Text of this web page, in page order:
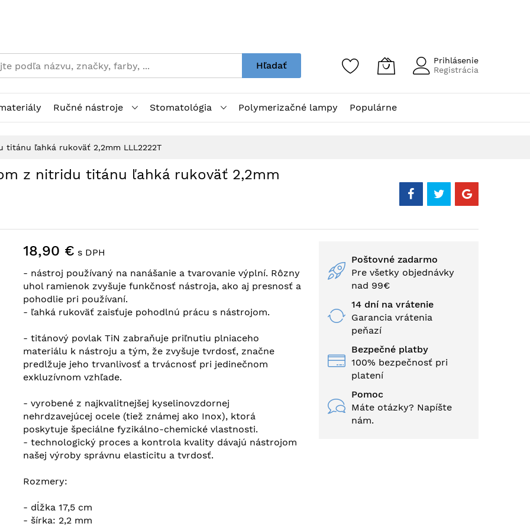
Hľadať
Prihlásenie
Registrácia
Ručné nástroje Stomatológia Polymerizačné lampy Populárne
ľahká rukoväť 2,2mm LLL2222T
z nitridu titánu ľahká rukoväť 2,2mm
18,90 € s DPH
- nástroj používaný na nanášanie a tvarovanie výplní. Rôzny
uhol ramienok zvyšuje funkčnosť nástroja, ako aj presnosť a
pohodlie pri používaní.
- ľahká rukoväť zaisťuje pohodlnú prácu s nástrojom.
- titánový povlak TiN zabraňuje priľnutiu plniaceho
materiálu k nástroju a tým, že zvyšuje tvrdosť, značne
predlžuje jeho trvanlivosť a trvácnosť pri jedinečnom
exkluzívnom vzhľade.
- vyrobené z najkvalitnejšej kyselinovzdornej
nehrdzavejúcej ocele (tiež známej ako Inox), ktorá
poskytuje špeciálne fyzikálno-chemické vlastnosti.
- technologický proces a kontrola kvality dávajú nástrojom
našej výroby správnu elasticitu a tvrdosť.
Rozmery:
- dĺžka 17,5 cm
- šírka: 2,2 mm
Poštovné zadarmo
Pre všetky objednávky
nad 99€
14 dní na vrátenie
Garancia vrátenia
peňazí
Bezpečné platby
100% bezpečnosť pri
platení
Pomoc
Máte otázky? Napíšte
nám.